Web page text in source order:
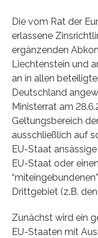
Die vom Rat der
erlassene
ergänzenden
Liechtenstein und
an in allen
Deutschland
Ministerrat am
Geltungsbereich
ausschließlich auf
EU-Staat
EU-Staat oder
Drittgebiet (z.B.
Zunächst wird ein
EU-Staaten mit